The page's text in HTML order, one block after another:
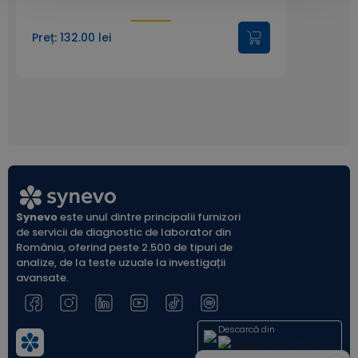
Preț: 132.00 lei
Synevoeste unul dintre principalii furnizori
de servicii de diagnostic de laborator din
România, oferind peste 2.500 de tipuri de
analize, de la teste uzuale la investigații
avansate.
Descarcă din